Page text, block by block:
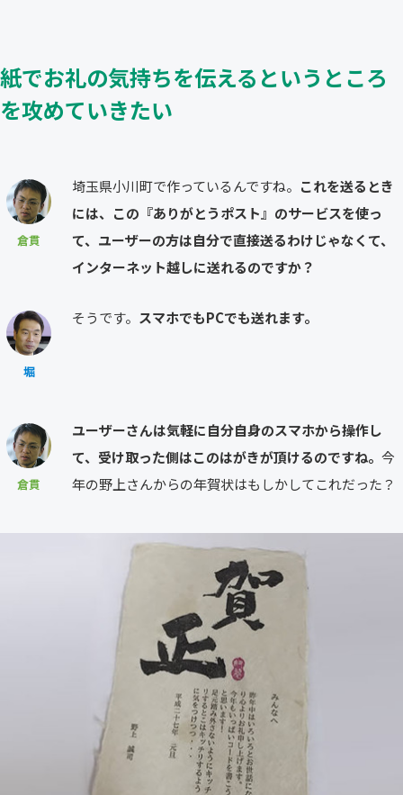
紙でお礼の気持ちを伝えるというところ
を攻めていきたい
倉貫
埼玉県小川町で作っているんですね。 これを送るとき
には、この『ありがとうポスト』のサービスを使っ
て、ユーザーの方は自分で直接送るわけじゃなくて、
インターネット越しに送れるのですか？
堀
そうです。 スマホでもPCでも送れます。
倉貫
ユーザーさんは気軽に自分自身のスマホから操作し
て、受け取った側はこのはがきが頂けるのですね。 今
年の野上さんからの年賀状はもしかしてこれだった？